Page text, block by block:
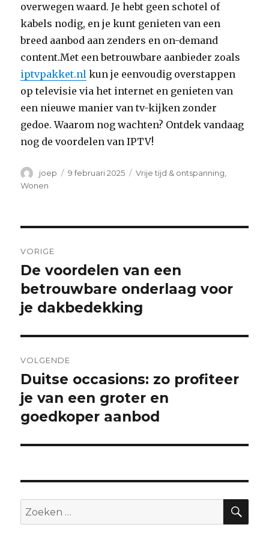
overwegen waard. Je hebt geen schotel of
kabels nodig, en je kunt genieten van een
breed aanbod aan zenders en on-demand
content.Met een betrouwbare aanbieder zoals
iptvpakket.nl kun je eenvoudig overstappen
op televisie via het internet en genieten van
een nieuwe manier van tv-kijken zonder
gedoe. Waarom nog wachten? Ontdek vandaag
nog de voordelen van IPTV!
Auteur
joep
Geplaatst
9 februari 2025 Categorieën
Vrije tijd & ontspanning,
Wonen
navigatie
VORIGE
Vorig
bericht:
De voordelen van een
betrouwbare onderlaag voor
je dakbedekking
VOLGENDE
Volgend
bericht:
Duitse occasions: zo profiteer
je van een groter en
goedkoper aanbod
Zoeken
naar: